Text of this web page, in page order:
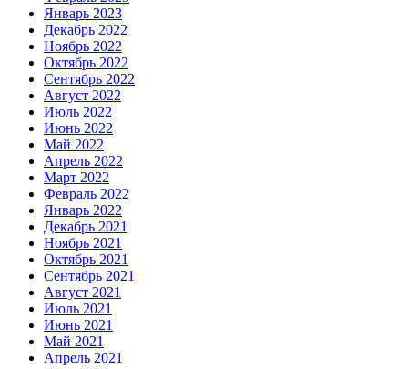
Январь 2023
Декабрь 2022
Ноябрь 2022
Октябрь 2022
Сентябрь 2022
Август 2022
Июль 2022
Июнь 2022
Май 2022
Апрель 2022
Март 2022
Февраль 2022
Январь 2022
Декабрь 2021
Ноябрь 2021
Октябрь 2021
Сентябрь 2021
Август 2021
Июль 2021
Июнь 2021
Май 2021
Апрель 2021